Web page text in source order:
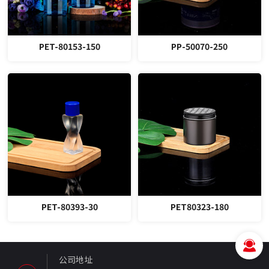
PET-80153-150 PP-50070-250
PET-80393-30 PET80323-180
公司地址